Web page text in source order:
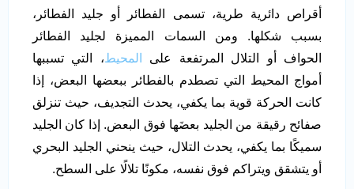
أقراص دائرية طرية، تسمى الفطائر أو جليد الفطائر،
بسبب شكلها. ومن السمات المميزة لجليد الفطائر
الحواف أو التلال المرتفعة على
المحيط، التي تسببها
أمواج المحيط التي تصطدم بالفطائر ببعضها البعض، إذا
كانت الحركة قوية بما يكفي، يحدث التجديف، حيث تنزلق
صفائح رقيقة من الجليد بعضَها فوق البعض. إذا كان الجليد
سميكًا بما يكفي، يحدث التلال، حيث ينحني الجليد البحري
أو يتشقق ويتراكم فوق نفسه، مكونًا تلالًا على السطح.